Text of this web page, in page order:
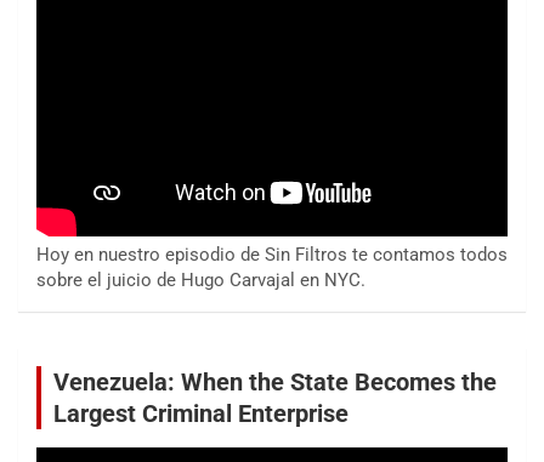
Hoy en nuestro episodio de Sin Filtros te contamos todos
sobre el juicio de Hugo Carvajal en NYC.
Venezuela: When the State Becomes the
Largest Criminal Enterprise